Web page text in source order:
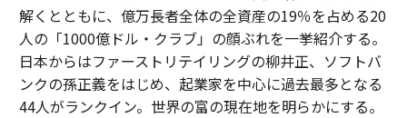
解くとともに、億万長者全体の全資産の19％を占める20
人の「1000億ドル・クラブ」の顔ぶれを一挙紹介する。
日本からはファーストリテイリングの柳井正、ソフトバ
ンクの孫正義をはじめ、起業家を中心に過去最多となる
44人がランクイン。世界の富の現在地を明らかにする。